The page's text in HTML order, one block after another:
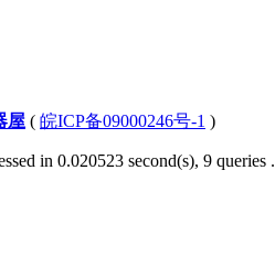
屋 ( 皖ICP备09000246号-1 )
in 0.020523 second(s), 9 queries .